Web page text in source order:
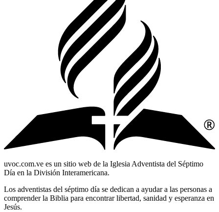
uvoc.com.ve es un sitio web de la Iglesia Adventista del Séptimo
Día en la División Interamericana.
Los adventistas del séptimo día se dedican a ayudar a las personas a
comprender la Biblia para encontrar libertad, sanidad y esperanza en
Jesús.